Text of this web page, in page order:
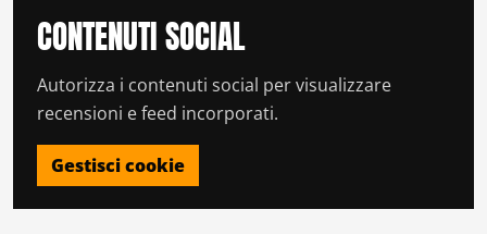
CONTENUTI SOCIAL
Autorizza i contenuti social per visualizzare
recensioni e feed incorporati.
Gestisci cookie